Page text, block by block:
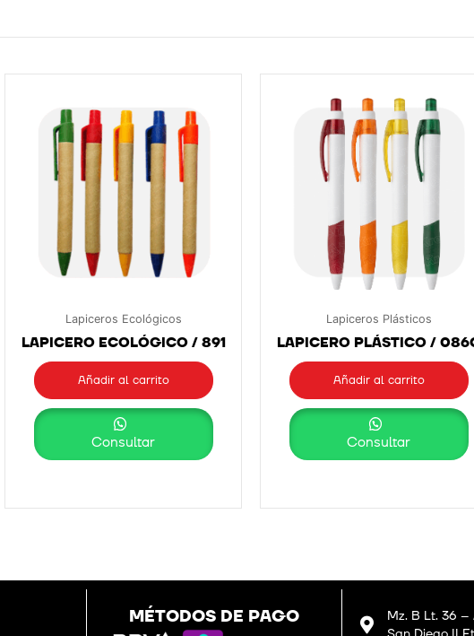
Lapiceros Ecológicos
LAPICERO ECOLÓGICO / 891
Añadir al carrito
Consultar
Lapiceros Plásticos
LAPICERO PLÁSTICO /
Añadir al carrito
Consultar
MÉTODOS DE PAGO
Mz. B Lt. 36 –